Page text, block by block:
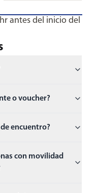
antes del inicio del
o voucher?
encuentro?
con movilidad